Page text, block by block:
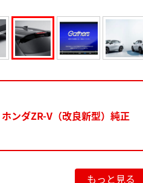
ンダZR-V（改良新型）純正
もっと見る